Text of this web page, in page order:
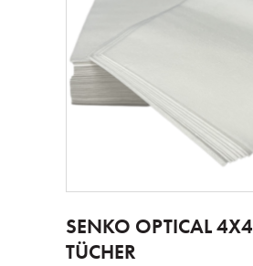
SENKO OPTICAL 4X4
TÜCHER